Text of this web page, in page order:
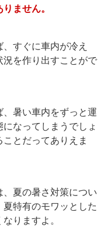
ません。
すぐに車内が冷え
を作り出すことがで
、暑い車内をずっと運
なってしまうでしょ
とだってありえま
、夏の暑さ対策につい
特有のモワッとした
りますよ。